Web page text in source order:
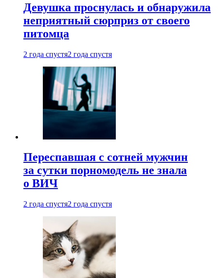
Девушка проснулась и обнаружила
неприятный сюрприз от своего
питомца
2 года спустя2 года спустя
Переспавшая с сотней мужчин
за сутки порномодель не знала
о ВИЧ
2 года спустя2 года спустя